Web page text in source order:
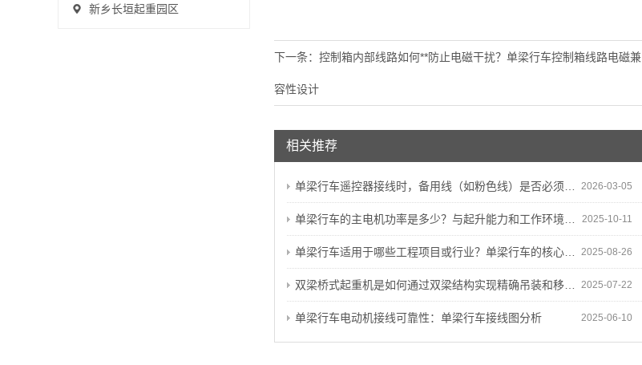
新乡长垣起重园区
下一条： 控制箱内部线路如何**防止电磁干扰？单梁行车控制箱线路电磁兼
容性设计
相关推荐
2026-03-05
单梁行车遥控器接线时，备用线（如粉色线）是否必须保留？能否剪断？
2025-10-11
单梁行车的主电机功率是多少？与起升能力和工作环境有何关联？
2025-08-26
单梁行车适用于哪些工程项目或行业？单梁行车的核心特性与适用基础
2025-07-22
双梁桥式起重机是如何通过双梁结构实现精确吊装和移动操作的？
2025-06-10
单梁行车电动机接线可靠性：单梁行车接线图分析